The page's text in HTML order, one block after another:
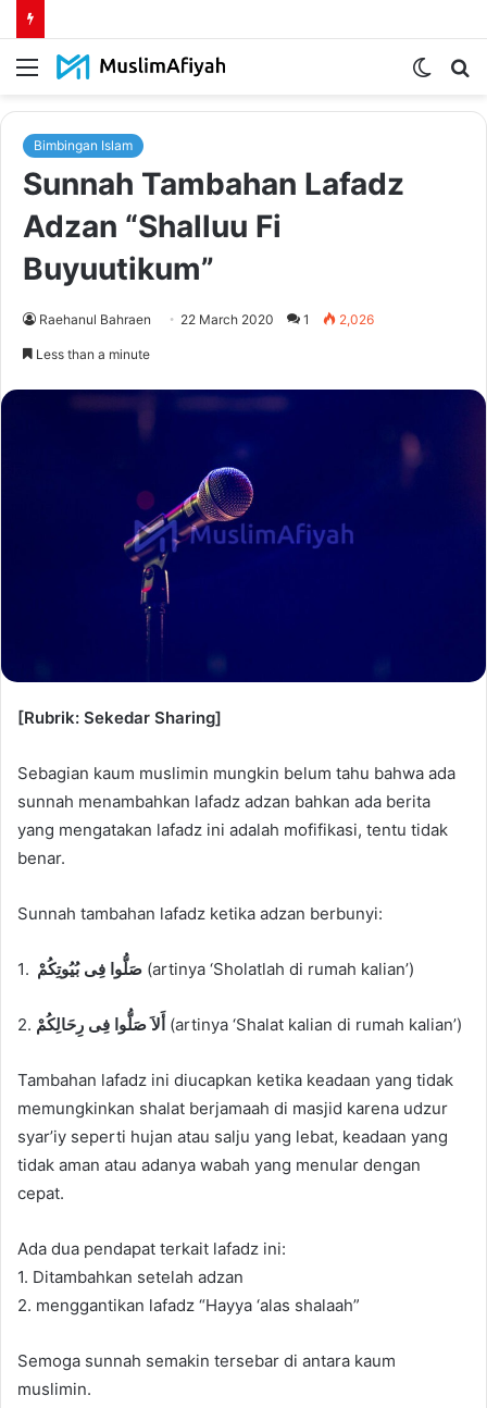
Menu
Switch
Bimbingan Islam
Sunnah Tambahan Lafadz
Adzan “Shalluu Fi
Buyuutikum”
Raehanul Bahraen 22 March 2020 1 2,026
Less than a minute
[Rubrik: Sekedar Sharing]
Sebagian kaum muslimin mungkin belum tahu bahwa ada
sunnah menambahkan lafadz adzan bahkan ada berita
yang mengatakan lafadz ini adalah mofifikasi, tentu tidak
benar.
Sunnah tambahan lafadz ketika adzan berbunyi:
1. صَلُّوا فِى بُيُوتِكُمْ (artinya ‘Sholatlah di rumah kalian’)
2. أَلاَ صَلُّوا فِى رِحَالِكُمْ (artinya ‘Shalat kalian di rumah kalian’)
Tambahan lafadz ini diucapkan ketika keadaan yang tidak
memungkinkan shalat berjamaah di masjid karena udzur
syar’iy seperti hujan atau salju yang lebat, keadaan yang
tidak aman atau adanya wabah yang menular dengan
cepat.
Ada dua pendapat terkait lafadz ini:
1. Ditambahkan setelah adzan
2. menggantikan lafadz “Hayya ‘alas shalaah”
Semoga sunnah semakin tersebar di antara kaum
muslimin.